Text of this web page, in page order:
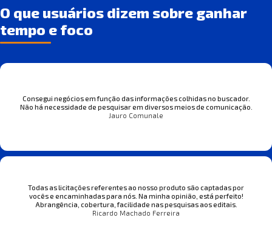
O que usuários dizem sobre ganhar
tempo e foco
Consegui negócios em função das informações colhidas no buscador.
Não há necessidade de pesquisar em diversos meios de comunicação.
Jauro Comunale
Todas as licitações referentes ao nosso produto são captadas por
vocês e encaminhadas para nós. Na minha opinião, está perfeito!
Abrangência, cobertura, facilidade nas pesquisas aos editais.
Ricardo Machado Ferreira